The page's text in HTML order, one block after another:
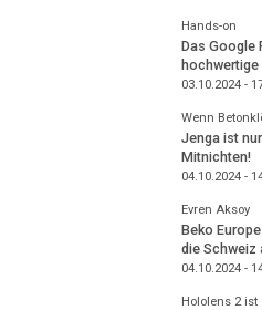
Hands-on
Das Google
03.10.2024 -
Wenn
Jenga ist
Mitnichten!
04.10.2024 -
Evren Aksoy
Beko
die Schweiz
04.10.2024 -
Hololens 2 ist